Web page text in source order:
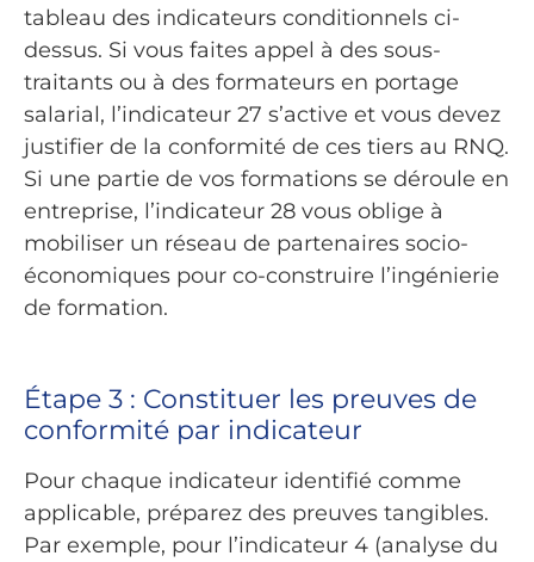
tableau des indicateurs conditionnels ci-
dessus. Si vous faites appel à des sous-
traitants ou à des formateurs en portage
salarial, l’indicateur 27 s’active et vous devez
justifier de la conformité de ces tiers au RNQ.
Si une partie de vos formations se déroule en
entreprise, l’indicateur 28 vous oblige à
mobiliser un réseau de partenaires socio-
économiques pour co-construire l’ingénierie
de formation.
Étape 3 : Constituer les preuves de
conformité par indicateur
Pour chaque indicateur identifié comme
applicable, préparez des preuves tangibles.
Par exemple, pour l’indicateur 4 (analyse du